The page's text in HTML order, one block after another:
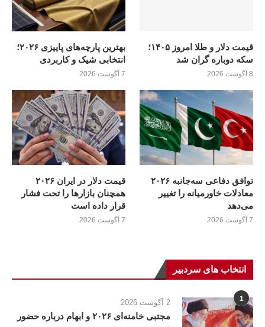
قیمت دلار و طلا امروز ۱۴۰۵؛
سکه دوباره گران شد
8 آگوست 2026
بهترین پارچه‌های پاییزی ۲۰۲۶؛
انتخابی شیک و کاربردی
7 آگوست 2026
توافق دفاعی سه‌جانبه ۲۰۲۶
معادلات خاورمیانه را تغییر
می‌دهد
7 آگوست 2026
قیمت دلار در ایران ۲۰۲۶
همچنان بازارها را تحت فشار
قرار داده است
7 آگوست 2026
انتخاب های سردبیر
1 2 آگوست 2026
مجتبی خامنه‌ای ۲۰۲۶ و ابهام درباره حضور